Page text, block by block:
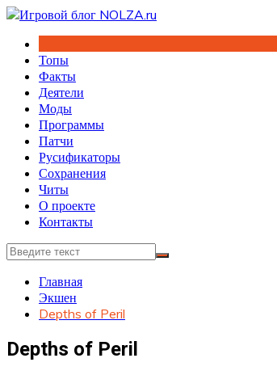
Перейти
содержимому
Топы
Факты
Деятели
Моды
Программы
Патчи
Русификаторы
Сохранения
Читы
О проекте
Контакты
Главная
Экшен
Depths of Peril
Depths of Peril